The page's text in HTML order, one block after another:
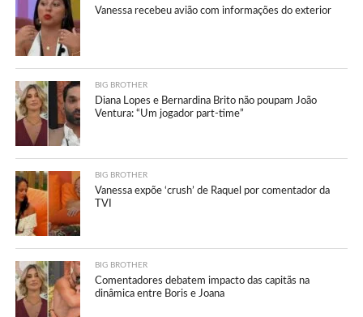
Vanessa recebeu avião com informações do exterior
BIG BROTHER
Diana Lopes e Bernardina Brito não poupam João
Ventura: “Um jogador part-time”
BIG BROTHER
Vanessa expõe ‘crush’ de Raquel por comentador da
TVI
BIG BROTHER
Comentadores debatem impacto das capitãs na
dinâmica entre Boris e Joana